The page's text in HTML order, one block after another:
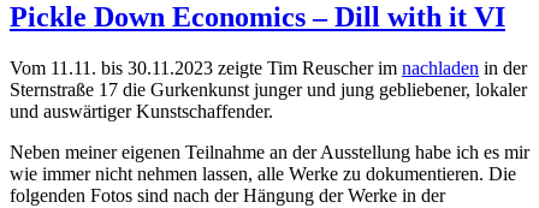
Pickle Down Economics – Dill with it VI
Vom 11.11. bis 30.11.2023 zeigte Tim Reuscher im nachladen in der
Sternstraße 17 die Gurkenkunst junger und jung gebliebener, lokaler
und auswärtiger Kunstschaffender.
Neben meiner eigenen Teilnahme an der Ausstellung habe ich es mir
wie immer nicht nehmen lassen, alle Werke zu dokumentieren. Die
folgenden Fotos sind nach der Hängung der Werke in der